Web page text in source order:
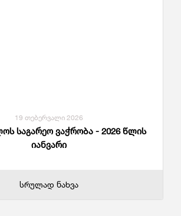
19 თებერვალი 2026
საგარეო ვაჭრობა - 2026 წლის
იანვარი
სრულად ნახვა